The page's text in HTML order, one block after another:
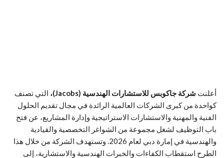
أعلنت شركة جاكوبس للاستشارات الهندسية (Jacobs)،
التي تصنف
كواحدة من كبرى الشركات العالمية الرائدة في مجال تقديم الحلول
الفنية والمهنية والاستشارات الاستراتيجية وإدارة المشاريع، عن فتح
باب التوظيف لشغل مجموعة من الشواغر التخصصية والقيادية
والهندسية في إمارة دبي لعام 2026. وتستهدف الشركة من خلال هذا
الطرح استقطاب الكفاءات والخبرات الهندسية والاستشارية، إلى